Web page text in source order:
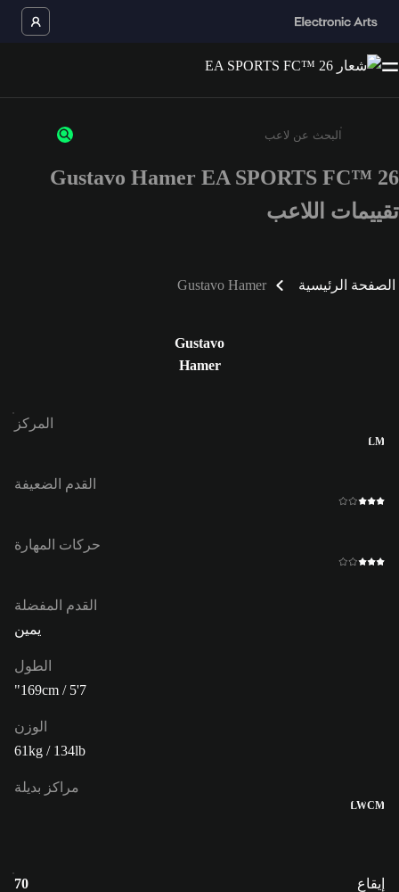
أدخل 3 أحرف أو أرقام على الأقل
Gustavo Hamer EA SPORTS FC™ 26
تقييمات اللاعب
الصفحة الرئيسية Gustavo Hamer
Gustavo
Hamer
المركز
LM
القدم الضعيفة
حركات المهارة
القدم المفضلة
يمين
الطول
169cm / 5'7"
الوزن
61kg / 134lb
مراكز بديلة
CM
LW
إيقاع
70